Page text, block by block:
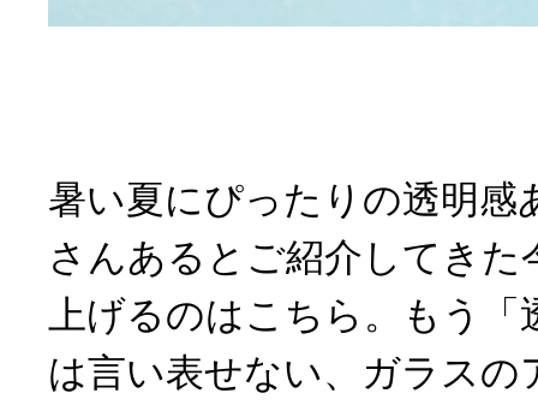
暑い夏にぴったりの透明感
さんあるとご紹介してきた
上げるのはこちら。もう「
は言い表せない、ガラスの